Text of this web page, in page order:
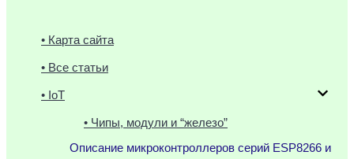
• Карта сайта
• Все статьи
• IoT
• Чипы, модули и “железо”
Описание микроконтроллеров серий ESP8266 и